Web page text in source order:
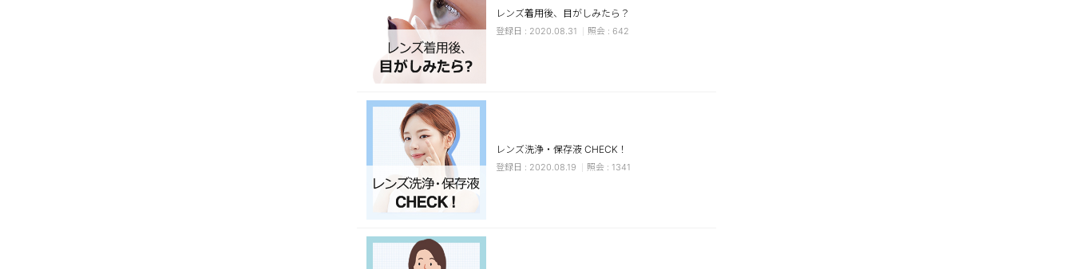
チョコ
ブラック
グリーン
ピンク
乱視用
レンズ着用後、目がしみたら？
2020.08.31 642
レンズ洗浄・保存液 CHECK！
2020.08.19 1341